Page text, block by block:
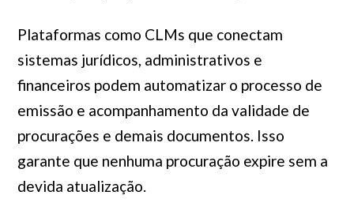
Plataformas como CLMs que conectam
sistemas jurídicos, administrativos e
financeiros podem automatizar o processo de
emissão e acompanhamento da validade de
procurações e demais documentos. Isso
garante que nenhuma procuração expire sem a
devida atualização.